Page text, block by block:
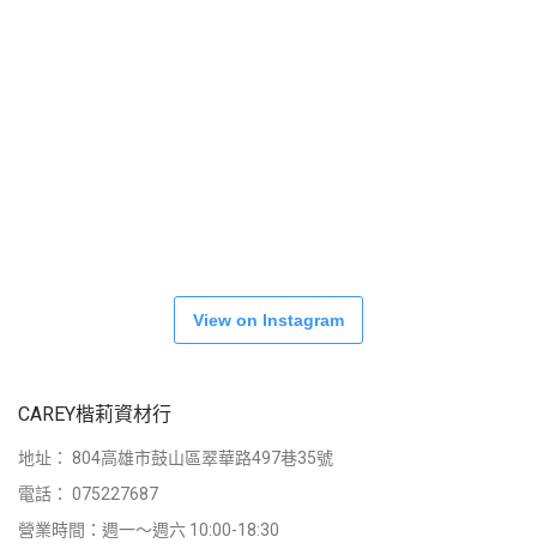
View on Instagram
CAREY楷莉資材行
地址： 804高雄市鼓山區翠華路497巷35號
電話： 075227687
營業時間：週一～週六 10:00-18:30